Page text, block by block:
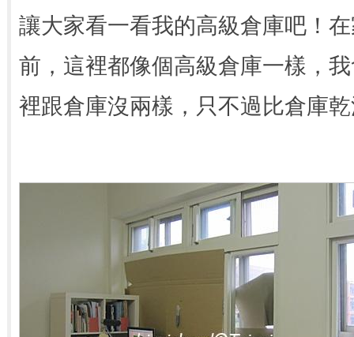
讓大家看一看我的高級倉庫吧！
前，這裡都像個高級倉庫一樣，
裡跟倉庫沒兩樣，只不過比倉庫